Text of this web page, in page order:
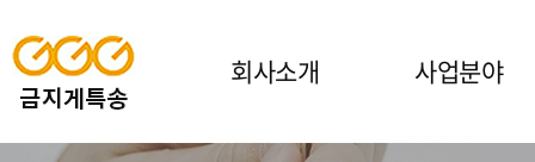
회사소개 사업분야